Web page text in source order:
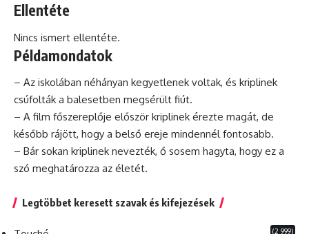
Ellentéte
Nincs ismert ellentéte.
Példamondatok
– Az iskolában néhányan kegyetlenek voltak, és kriplinek
csúfolták a balesetben megsérült fiút.
– A film főszereplője először kriplinek érezte magát, de
később rájött, hogy a belső ereje mindennél fontosabb.
– Bár sokan kriplinek nevezték, ő sosem hagyta, hogy ez a
szó meghatározza az életét.
Legtöbbet keresett szavak és kifejezések
(2 999)